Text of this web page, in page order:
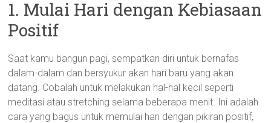
1. Mulai Hari dengan Kebiasaan
Positif
Saat kamu bangun pagi, sempatkan diri untuk bernafas
dalam-dalam dan bersyukur akan hari baru yang akan
datang. Cobalah untuk melakukan hal-hal kecil seperti
meditasi atau stretching selama beberapa menit. Ini adalah
cara yang bagus untuk memulai hari dengan pikiran positif,